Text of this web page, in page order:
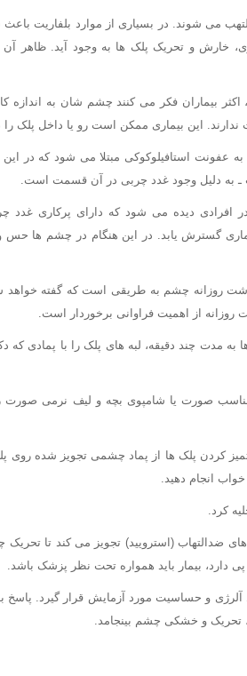
می شوند. در بسیاری از موارد بلفاریت
خارش و تحریک پلک ها به وجود آید. ظاهر آن
بیماران فکر می کنند چشم شان به اندازه
این بیماری ممکن است رو یا داخل پلک را
به عفونت استافیلوکوکی مبتلا می شود که در
ـ به دلیل وجود غدد چربی در آن قسمت است.
افرادی دیده می شود که دارای پرکاری
گسترش یابد. در این هنگام در چشم ها
روزانه چشم به طریقی است که گفته خواهد
روزانه از اهمیت فراوانی برخوردار است.
مدت چند دقیقه، لبه های پلک را با پمادی که
مناسب صورت یا شامپوی بچه و لیف نرمی صورت
کردن پلک ها از پماد چشمی تجویز شده روی
انجام دهید.
کرد.
ضدالتهاب (استرویید) تجویز می کند تا
دارد، بیمار باید همواره تحت نظر پزشک باشد.
آلرژی و حساسیت مورد آزمایش قرار گیرد.
تحریک و خشکی چشم بینجامد.